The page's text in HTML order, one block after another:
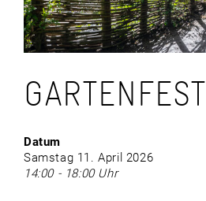
GARTENFEST
Datum
Samstag 11. April 2026
14:00 - 18:00 Uhr